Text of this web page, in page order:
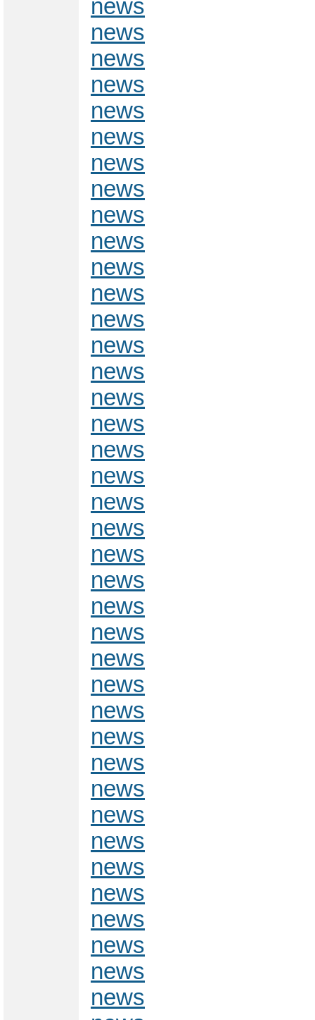
news
news
news
news
news
news
news
news
news
news
news
news
news
news
news
news
news
news
news
news
news
news
news
news
news
news
news
news
news
news
news
news
news
news
news
news
news
news
news